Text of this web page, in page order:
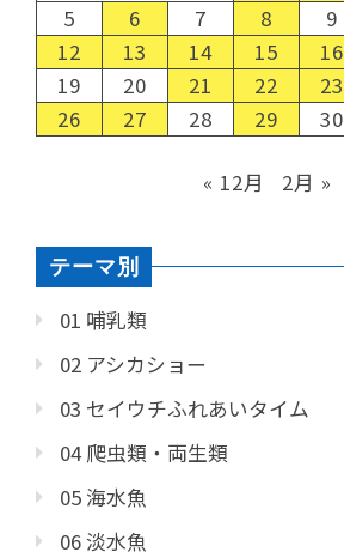
5 6 7 8 9
12
13 14 15 16
19
20 21 22 23
26
27 28 29 30
« 12月 2月 »
テーマ別
01 哺乳類
02 アシカショー
03 セイウチふれあいタイム
04 爬虫類・両生類
05 海水魚
06 淡水魚